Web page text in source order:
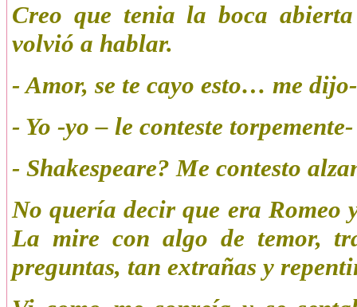
Creo que tenia la boca
volvió a hablar.
- Amor, se te cayo esto… me
- Yo -yo – le conteste
- Shakespeare? Me contesto
No quería decir que era Romeo
La mire con algo de temor,
preguntas, tan extrañas y